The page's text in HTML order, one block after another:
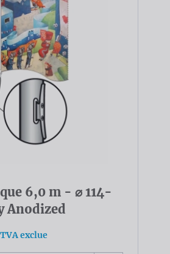
6,0 m - ⌀ 114-
Anodized
TVA exclue